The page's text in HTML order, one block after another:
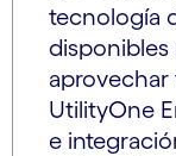
tecnología
disponibles
UtilityOne
e